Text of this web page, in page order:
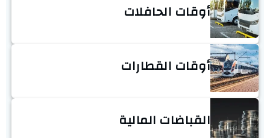
أوقات الحافلات
أوقات القطارات
القباضات المالية